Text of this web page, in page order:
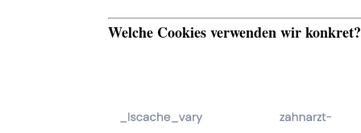
Welche Cookies verwenden wir konkret?